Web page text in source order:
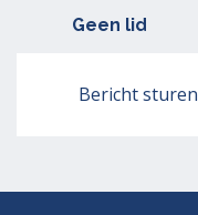
Geen lid
Bericht sturen